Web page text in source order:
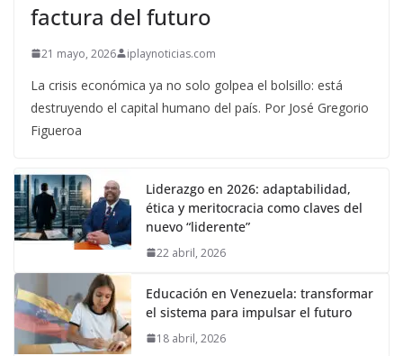
factura del futuro
21 mayo, 2026 iplaynoticias.com
La crisis económica ya no solo golpea el bolsillo: está
destruyendo el capital humano del país. Por José Gregorio
Figueroa
Liderazgo en 2026: adaptabilidad,
ética y meritocracia como claves del
nuevo “liderente”
22 abril, 2026
Educación en Venezuela: transformar
el sistema para impulsar el futuro
18 abril, 2026